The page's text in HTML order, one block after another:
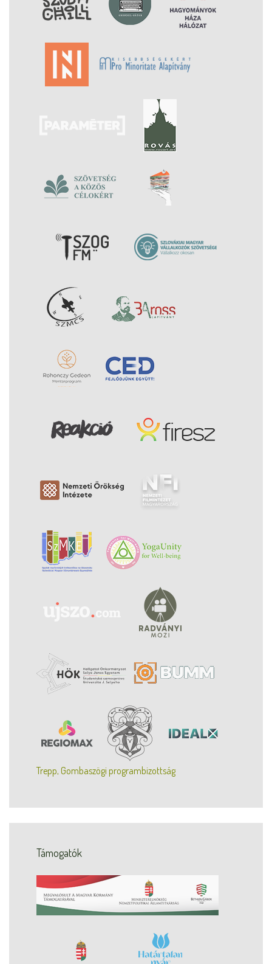
Trepp, Gombaszögi programbizottság
Támogatók